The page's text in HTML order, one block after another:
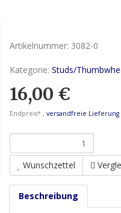
Artikelnummer: 3082-0
Kategorie: Studs/
16,00 €
Endpreis* , versandfreie Lieferung
Wunschzettel
Beschreibung